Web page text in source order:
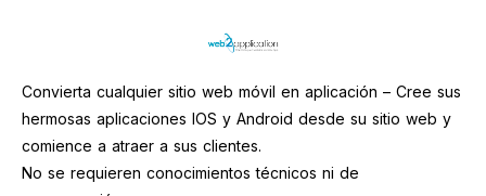
Convierta cualquier sitio web móvil en aplicación – Cree sus
hermosas aplicaciones IOS y Android desde su sitio web y
comience a atraer a sus clientes.
No se requieren conocimientos técnicos ni de